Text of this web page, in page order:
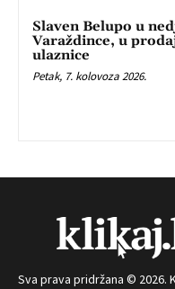
Slaven Belupo u
Varaždince, u
ulaznice
Petak, 7. kolovoza 2026.
Sva prava pridržana © 2026.